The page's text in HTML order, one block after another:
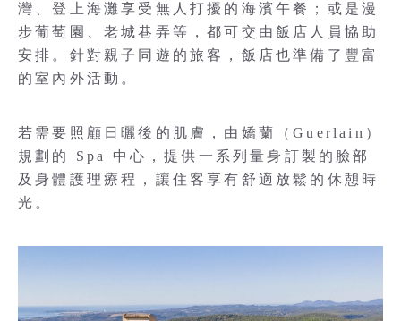
灣、登上海灘享受無人打擾的海濱午餐；或是漫
步葡萄園、老城巷弄等，都可交由飯店人員協助
安排。針對親子同遊的旅客，飯店也準備了豐富
的室內外活動。
若需要照顧日曬後的肌膚，由嬌蘭（Guerlain）
規劃的 Spa 中心，提供一系列量身訂製的臉部
及身體護理療程，讓住客享有舒適放鬆的休憩時
光。